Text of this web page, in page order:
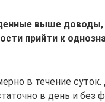
выше
прийти к
в течение
в день и без